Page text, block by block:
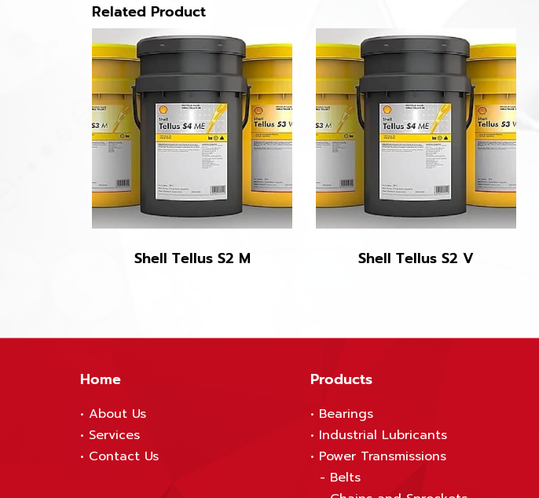
Related Product
Shell Tellus S2 M Shell Tellus S2 V
Home
• About Us
• Services
• Contact Us
Products
• Bearings
• Industrial Lubricants
• Power Transmissions
- Belts